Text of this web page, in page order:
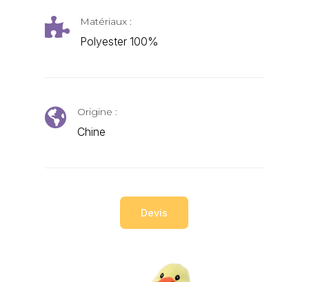
 Matériaux :
Polyester 100%
 Origine :
Chine
Devis